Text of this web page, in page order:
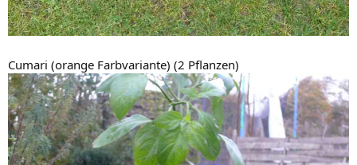
Cumari (orange Farbvariante) (2 Pflanzen)